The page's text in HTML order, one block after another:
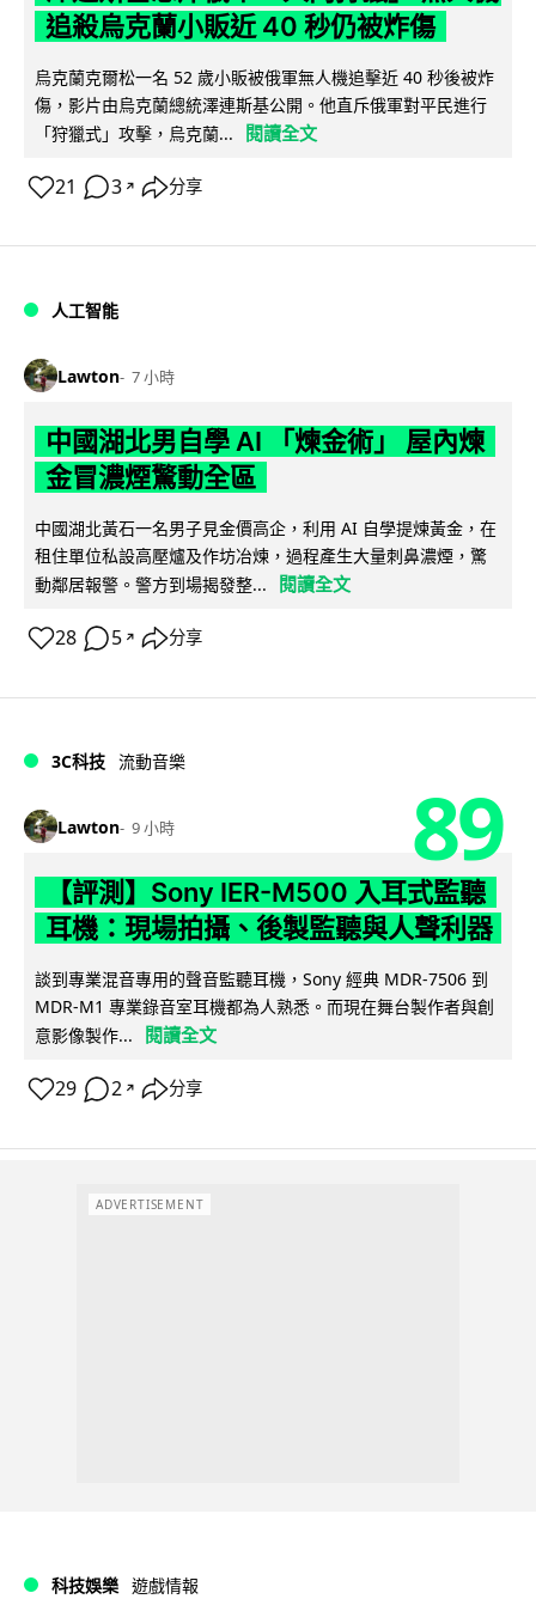
追殺烏克蘭小販近 40 秒仍被炸傷
烏克蘭克爾松一名 52 歲小販被俄軍無人機追擊近 40 秒後被炸
傷，影片由烏克蘭總統澤連斯基公開。他直斥俄軍對平民進行
「狩獵式」攻擊，烏克蘭...
閱讀全文
21 3 ↗ 分享
人工智能
Lawton 7 小時
中國湖北男自學 AI 「煉金術」 屋內煉
金冒濃煙驚動全區
中國湖北黃石一名男子見金價高企，利用 AI 自學提煉黃金，在
租住單位私設高壓爐及作坊冶煉，過程產生大量刺鼻濃煙，驚
動鄰居報警。警方到場揭發整...
閱讀全文
28 5 ↗ 分享
3C科技 流動音樂
Lawton 9 小時 89
【評測】Sony IER-M500 入耳式監聽
耳機：現場拍攝、後製監聽與人聲利器
談到專業混音專用的聲音監聽耳機，Sony 經典 MDR-7506 到
MDR-M1 專業錄音室耳機都為人熟悉。而現在舞台製作者與創
意影像製作...
閱讀全文
29 2 ↗ 分享
ADVERTISEMENT
科技娛樂 遊戲情報